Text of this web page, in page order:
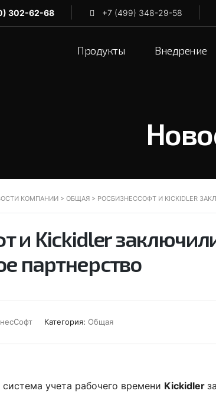
302-62-68 +7 (499) 348-29-58
Продукты Внедрение
КОМПАНИИ > ОБЩАЯ > РОСБИЗНЕССОФТ И KICKIDLER
и Kickidler
партнерство
Категория: Общая
учета рабочего времени Kickidler